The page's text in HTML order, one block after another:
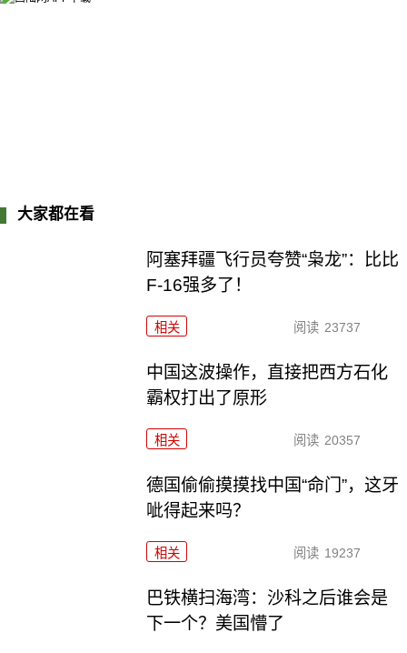
大家都在看
阿塞拜疆飞行员夸赞“枭龙”：比比
F-16强多了！
相关 阅读 23737
中国这波操作，直接把西方石化
霸权打出了原形
相关 阅读 20357
德国偷偷摸摸找中国“命门”，这牙
呲得起来吗？
相关 阅读 19237
巴铁横扫海湾：沙科之后谁会是
下一个？美国懵了